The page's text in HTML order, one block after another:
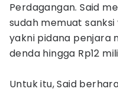
Perdagangan. Said
sudah memuat
yakni pidana penjara
denda hingga Rp12
Untuk itu, Said